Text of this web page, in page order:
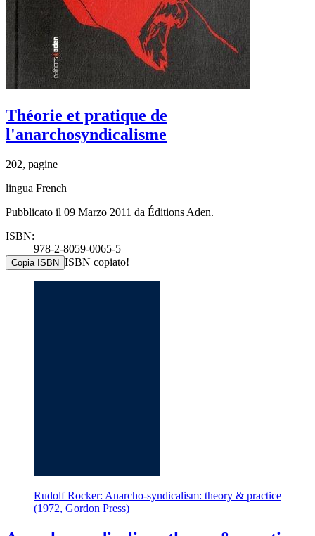
Théorie et pratique de
l'anarchosyndicalisme
202, pagine
lingua French
Pubblicato il 09 Marzo 2011 da Éditions Aden.
ISBN:
978-2-8059-0065-5
Copia ISBN ISBN copiato!
Rudolf Rocker: Anarcho-syndicalism: theory & practice
(1972, Gordon Press)